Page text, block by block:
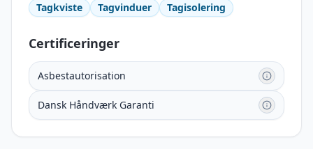
Tagkviste
Tagvinduer Tagisolering
Certificeringer
Asbestautorisation
Dansk Håndværk Garanti